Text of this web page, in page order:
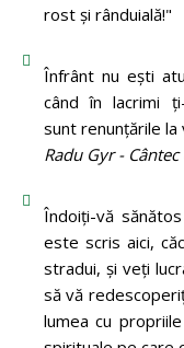
rost şi rânduială!"
Înfrânt nu ești
când în lacrimi
sunt renunțările la
Radu Gyr -
Îndoiți-vă
este scris aici,
stradui, și veți
să vă
lumea cu